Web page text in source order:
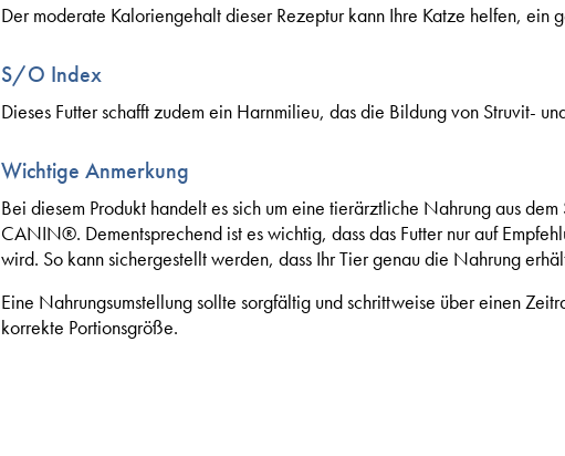
Der moderate Kaloriengehalt dieser Rezeptur kann Ihre Katze helfen, ein
S/O Index
Dieses Futter schafft zudem ein Harnmilieu, das die Bildung von Struvit-
Wichtige Anmerkung
Bei diesem Produkt handelt es sich um eine tierärztliche Nahrung aus
CANIN®. Dementsprechend ist es wichtig, dass das Futter nur auf
wird. So kann sichergestellt werden, dass Ihr Tier genau die Nahrung
Eine Nahrungsumstellung sollte sorgfältig und schrittweise über einen
korrekte Portionsgröße.